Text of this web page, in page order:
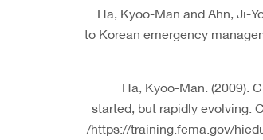
- Ha, Kyoo-Man and Ahn, Ji-
to Korean emergency
- Ha, Kyoo-Man.
started, but rapidly evolving.
https://training.fema.gov/